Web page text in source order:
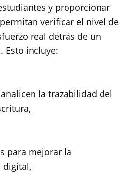
y proporcionar
verificar el nivel de
real detrás de un
Esto incluye:
la trazabilidad del
para mejorar la
digital,